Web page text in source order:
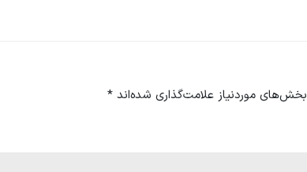
بخش‌های موردنیاز علامت‌گذاری شده‌اند*